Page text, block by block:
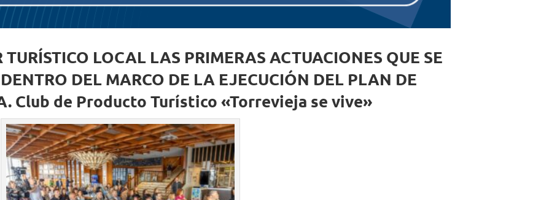
LOCAL LAS PRIMERAS ACTUACIONES QUE SE
DEL MARCO DE LA EJECUCIÓN DEL PLAN DE
Club de Producto Turístico «Torrevieja se vive»